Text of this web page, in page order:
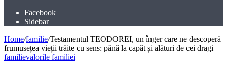
Facebook
Sidebar
Home/familie/Testamentul TEODOREI, un înger care ne descoperă
frumusețea vieții trăite cu sens: până la capăt și alături de cei dragi
familievalorile familiei